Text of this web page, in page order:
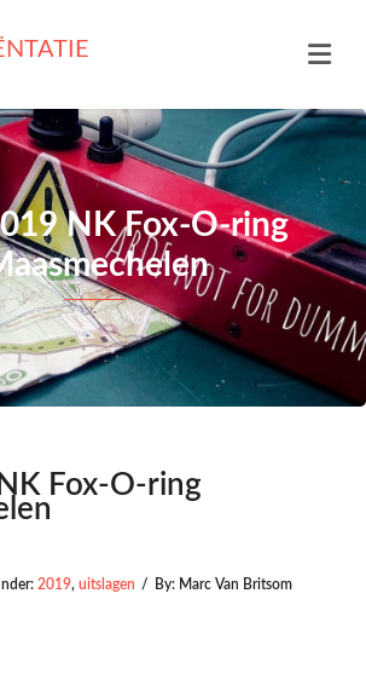
NK Fox-O-ring
Fox-O-ring
2019, uitslagen / By: Marc Van Britsom